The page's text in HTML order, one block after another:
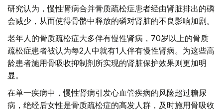
研究认为，慢性肾病合并骨质疏松症患者经由肾脏排出的磷
会减少，从而使得骨骼中释放的磷对肾脏的不良影响加剧。
老年人的骨质疏松症大多伴有慢性肾病，70岁以上的骨质
疏松症患者被认为每2人中就有1人伴有慢性肾病。为这些高
龄患者施用骨吸收抑制剂所实现的肾脏保护效果则更加明
显。
在单一疾病中，慢性肾病引发心血管疾病的风险超过糖尿
病，绝经后女性是骨质疏松症的高发人群，及时施用骨吸收